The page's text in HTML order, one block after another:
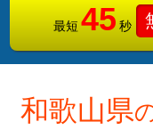
最短 45 秒
和歌山県